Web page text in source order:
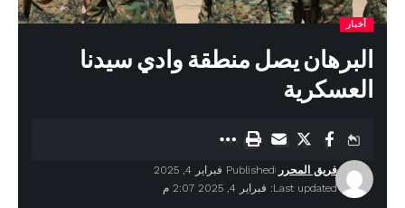
أخبار
البرهان يصل منطقة وادي سيدنا
العسكرية
Last updated: فبراير 4, 2025 2:07 م
فريق المحرر Published فبراير 4, 2025